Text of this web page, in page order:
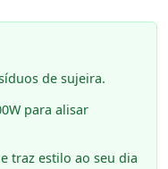
de sujeira.
para alisar
traz estilo ao seu dia